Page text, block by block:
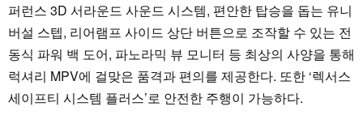
퍼런스 3D 서라운드 사운드 시스템, 편안한 탑승을 돕는 유니
버설 스텝, 리어램프 사이드 상단 버튼으로 조작할 수 있는 전
동식 파워 백 도어, 파노라믹 뷰 모니터 등 최상의 사양을 통해
럭셔리 MPV에 걸맞은 품격과 편의를 제공한다. 또한 ‘렉서스
세이프티 시스템 플러스’로 안전한 주행이 가능하다.